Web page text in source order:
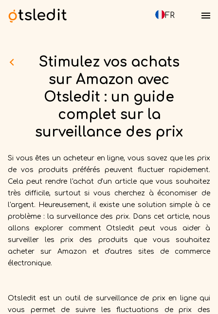
FR
Stimulez vos achats
sur Amazon avec
Otsledit : un guide
complet sur la
surveillance des prix
Si vous êtes un acheteur en ligne, vous savez que les prix
de vos produits préférés peuvent fluctuer rapidement.
Cela peut rendre l'achat d'un article que vous souhaitez
très difficile, surtout si vous cherchez à économiser de
l'argent. Heureusement, il existe une solution simple à ce
problème : la surveillance des prix. Dans cet article, nous
allons explorer comment Otsledit peut vous aider à
surveiller les prix des produits que vous souhaitez
acheter sur Amazon et d'autres sites de commerce
électronique.
Otsledit est un outil de surveillance de prix en ligne qui
vous permet de suivre les fluctuations de prix des